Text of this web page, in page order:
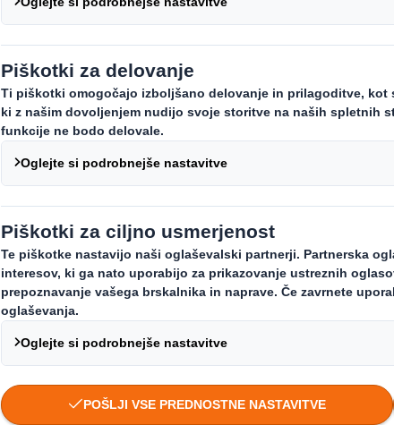
Kontakt za medije
Novinarji in uredniki se
obrnete na DS Smithovo
Če niste novinar ali urednik, kliknite
Informacije za medije:
Viorica Constantinescu
Corporate Affairs Director East EMEA